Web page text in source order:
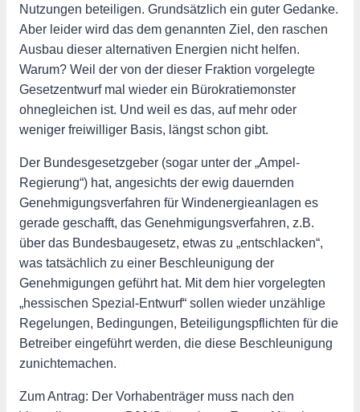
Nutzungen beteiligen. Grundsätzlich ein guter Gedanke.
Aber leider wird das dem genannten Ziel, den raschen
Ausbau dieser alternativen Energien nicht helfen.
Warum? Weil der von der dieser Fraktion vorgelegte
Gesetzentwurf mal wieder ein Bürokratiemonster
ohnegleichen ist. Und weil es das, auf mehr oder
weniger freiwilliger Basis, längst schon gibt.
Der Bundesgesetzgeber (sogar unter der „Ampel-
Regierung“) hat, angesichts der ewig dauernden
Genehmigungsverfahren für Windenergieanlagen es
gerade geschafft, das Genehmigungsverfahren, z.B.
über das Bundesbaugesetz, etwas zu „entschlacken“,
was tatsächlich zu einer Beschleunigung der
Genehmigungen geführt hat. Mit dem hier vorgelegten
„hessischen Spezial-Entwurf“ sollen wieder unzählige
Regelungen, Bedingungen, Beteiligungspflichten für die
Betreiber eingeführt werden, die diese Beschleunigung
zunichtemachen.
Zum Antrag: Der Vorhabenträger muss nach den